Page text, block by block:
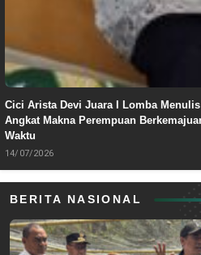
Cici Arista Devi Juara I Lomba
Angkat Makna Perempuan
Waktu
14/07/2026
BERITA NASIONAL